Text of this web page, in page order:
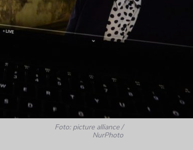
Foto: picture alliance /
NurPhoto